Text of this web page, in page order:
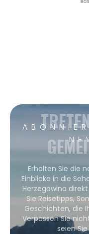
Erhalten Sie die
Einblicke in die
Herzegowina
Sie Reisetipps,
Geschichten, die
Verpassen Sie
seien